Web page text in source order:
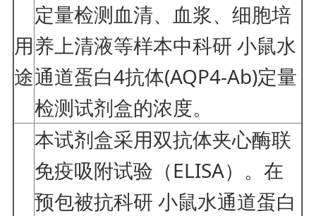
用
途
定量检测血清、血浆、细胞培
养上清液等样本中科研 小鼠水
通道蛋白4抗体(AQP4-Ab)定量
检测试剂盒的浓度。
本试剂盒采用双抗体夹心酶联
免疫吸附试验（ELISA）。在
预包被抗科研 小鼠水通道蛋白